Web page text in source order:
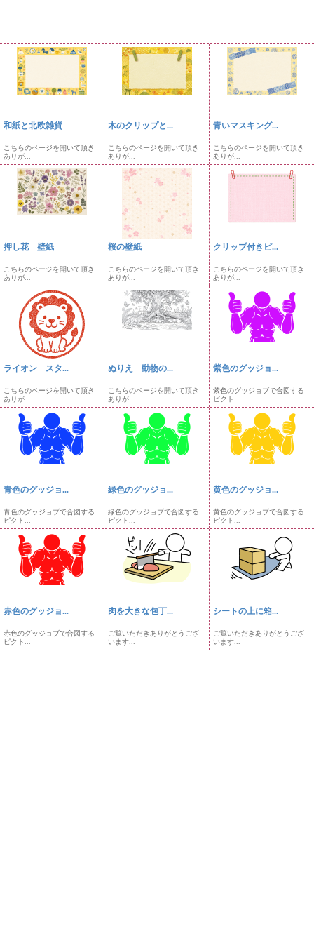
和紙と北欧雑貨
こちらのページを開いて頂き
ありが...
木のクリップと...
こちらのページを開いて頂き
ありが...
青いマスキング...
こちらのページを開いて頂き
ありが...
押し花 壁紙
こちらのページを開いて頂き
ありが...
桜の壁紙
こちらのページを開いて頂き
ありが...
クリップ付きピ...
こちらのページを開いて頂き
ありが...
ライオン スタ...
こちらのページを開いて頂き
ありが...
ぬりえ 動物の...
こちらのページを開いて頂き
ありが...
紫色のグッジョ...
紫色のグッジョブで合図する
ピクト...
青色のグッジョ...
青色のグッジョブで合図する
ピクト...
緑色のグッジョ...
緑色のグッジョブで合図する
ピクト...
黄色のグッジョ...
黄色のグッジョブで合図する
ピクト...
赤色のグッジョ...
赤色のグッジョブで合図する
ピクト...
肉を大きな包丁...
ご覧いただきありがとうござ
います...
シートの上に箱...
ご覧いただきありがとうござ
います...